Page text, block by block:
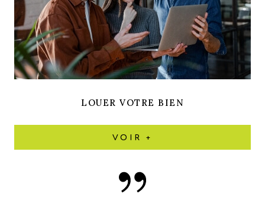
LOUER VOTRE BIEN
VOIR +